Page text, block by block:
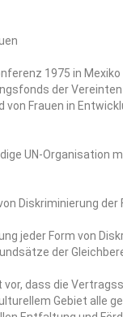
1975 in
der
Frauen in
UN-Organisation
Diskriminierung der
jeder Form von
der
dass die
Gebiet alle